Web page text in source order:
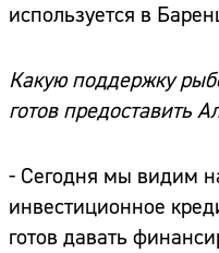
используется в
Какую поддержку
готов предоставить
- Сегодня мы видим
инвестиционное
готов давать